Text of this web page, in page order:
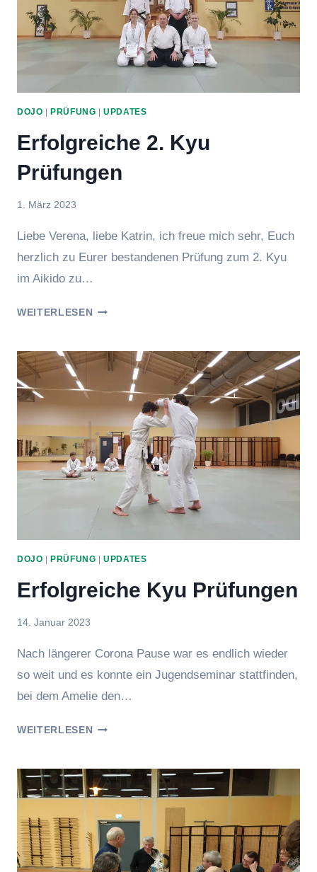
DOJO |PRÜFUNG |UPDATES
Erfolgreiche 2. Kyu
Prüfungen
Von
1. März 2023
Liebe Verena, liebe Katrin, ich freue mich sehr, Euch
herzlich zu Eurer bestandenen Prüfung zum 2. Kyu
im Aikido zu…
WEITERLESENERFOLGREICHE
PRÜFUNGEN
DOJO |PRÜFUNG |UPDATES
Erfolgreiche Kyu Prüfungen
Von
14. Januar 2023
Nach längerer Corona Pause war es endlich wieder
so weit und es konnte ein Jugendseminar stattfinden,
bei dem Amelie den…
WEITERLESENERFOLGREICHE